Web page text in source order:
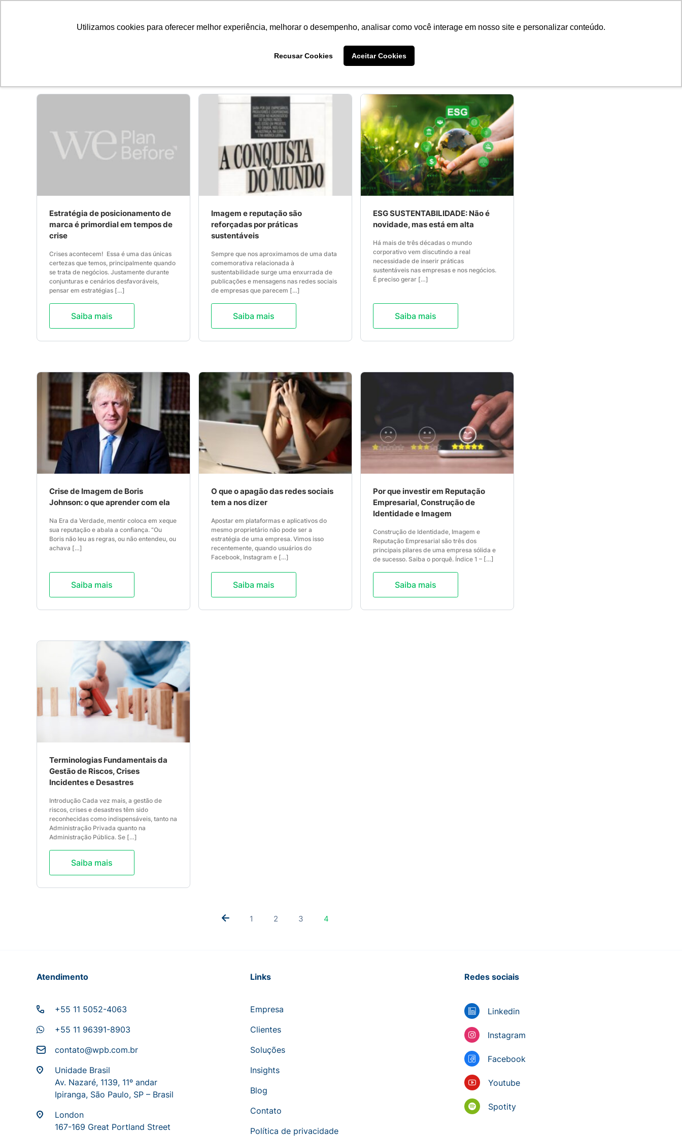
Utilizamos cookies para oferecer melhor experiência, melhorar o desempenho, analisar como você interage em nosso site e personalizar conteúdo.
Recusar Cookies Aceitar Cookies
EMPRESASSOLUÇÕESCLIENTESINSIGHTSBLOGCONTATO
Estratégia de posicionamento de
marca é primordial em tempos de
crise
Crises acontecem! Essa é uma das únicas
certezas que temos, principalmente quando
se trata de negócios. Justamente durante
conjunturas e cenários desfavoráveis,
pensar em estratégias […]
Saiba mais
Imagem e reputação são
reforçadas por práticas
sustentáveis
Sempre que nos aproximamos de uma data
comemorativa relacionada à
sustentabilidade surge uma enxurrada de
publicações e mensagens nas redes sociais
de empresas que parecem […]
Saiba mais
ESG SUSTENTABILIDADE: Não é
novidade, mas está em alta
Há mais de três décadas o mundo
corporativo vem discutindo a real
necessidade de inserir práticas
sustentáveis nas empresas e nos negócios.
É preciso gerar […]
Saiba mais
Crise de Imagem de Boris
Johnson: o que aprender com ela
Na Era da Verdade, mentir coloca em xeque
sua reputação e abala a confiança. “Ou
Boris não leu as regras, ou não entendeu, ou
achava […]
Saiba mais
O que o apagão das redes sociais
tem a nos dizer
Apostar em plataformas e aplicativos do
mesmo proprietário não pode ser a
estratégia de uma empresa. Vimos isso
recentemente, quando usuários do
Facebook, Instagram e […]
Saiba mais
Por que investir em Reputação
Empresarial, Construção de
Identidade e Imagem
Construção de Identidade, Imagem e
Reputação Empresarial são três dos
principais pilares de uma empresa sólida e
de sucesso. Saiba o porquê. Índice 1 – […]
Saiba mais
Terminologias Fundamentais da
Gestão de Riscos, Crises
Incidentes e Desastres
Introdução Cada vez mais, a gestão de
riscos, crises e desastres têm sido
reconhecidas como indispensáveis, tanto na
Administração Privada quanto na
Administração Pública. Se […]
Saiba mais
1 2 3 4
Atendimento
+55 11 5052-4063
+55 11 96391-8903
contato@wpb.com.br
Unidade Brasil
Av. Nazaré, 1139, 11º andar
Ipiranga, São Paulo, SP – Brasil
London
167-169 Great Portland Street
Links
Empresa
Clientes
Soluções
Insights
Blog
Contato
Política de privacidade
Redes sociais
Linkedin
Instagram
Facebook
Youtube
Spotity